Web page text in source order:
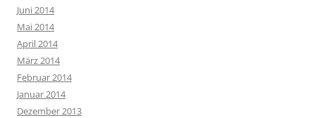
Juni 2014
Mai 2014
April 2014
März 2014
Februar 2014
Januar 2014
Dezember 2013